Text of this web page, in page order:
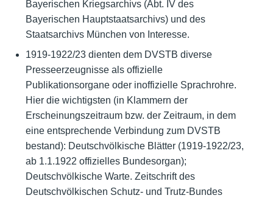
Bayerischen Kriegsarchivs (Abt. IV des
Bayerischen Hauptstaatsarchivs) und des
Staatsarchivs München von Interesse.
1919-1922/23 dienten dem DVSTB diverse
Presseerzeugnisse als offizielle
Publikationsorgane oder inoffizielle Sprachrohre.
Hier die wichtigsten (in Klammern der
Erscheinungszeitraum bzw. der Zeitraum, in dem
eine entsprechende Verbindung zum DVSTB
bestand): Deutschvölkische Blätter (1919-1922/23,
ab 1.1.1922 offizielles Bundesorgan);
Deutschvölkische Warte. Zeitschrift des
Deutschvölkischen Schutz- und Trutz-Bundes